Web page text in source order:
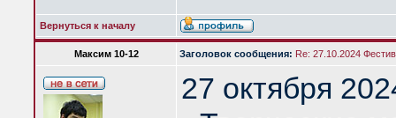
Вернуться к началу
Максим 10-12 Заголовок сообщения: Re: 27.10.2024
27 октября